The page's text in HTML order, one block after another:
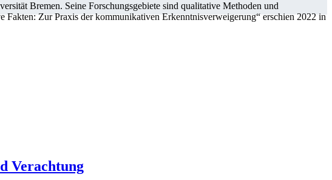
Bremen. Seine Forschungsgebiete sind qualitative Methoden und
Zur Praxis der kommunikativen Erkenntnisverweigerung“ erschien 2022 in
Verachtung